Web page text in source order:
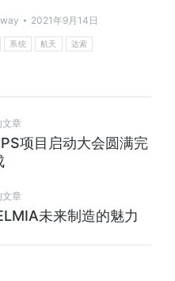
2021年9月14日
系统 航天 达索
文章
项目启动大会圆满完
文章
未来制造的魅力